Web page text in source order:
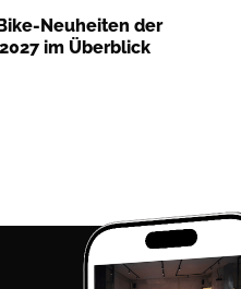
Neuheiten der
im Überblick